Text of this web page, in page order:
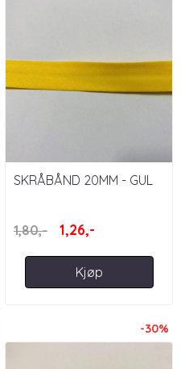
SKRÅBÅND 20MM - GUL
1,80,- 1,26,-
Kjøp
-30%